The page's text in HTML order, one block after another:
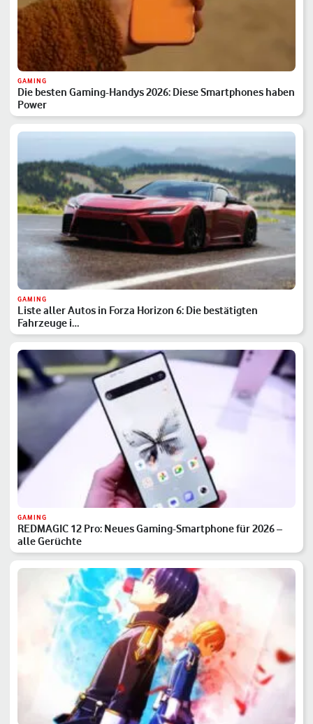
GAMING
Die besten Gaming-Handys 2026: Diese Smartphones haben
Power
GAMING
Liste aller Autos in Forza Horizon 6: Die bestätigten
Fahrzeuge i…
GAMING
REDMAGIC 12 Pro: Neues Gaming-Smartphone für 2026 –
alle Gerüchte